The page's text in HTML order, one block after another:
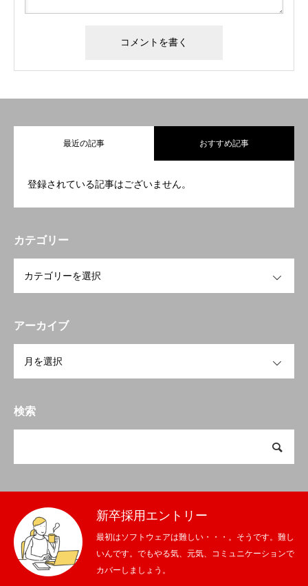
最近の記事 おすすめ記事
登録されている記事はございません。
カテゴリー
アーカイブ
検索
新卒採用エントリー
最初はソフトウェアは難しい・・・。そうです。難し
いんです。でもやる気、元気、コミュニケーションで
カバーしましょう。